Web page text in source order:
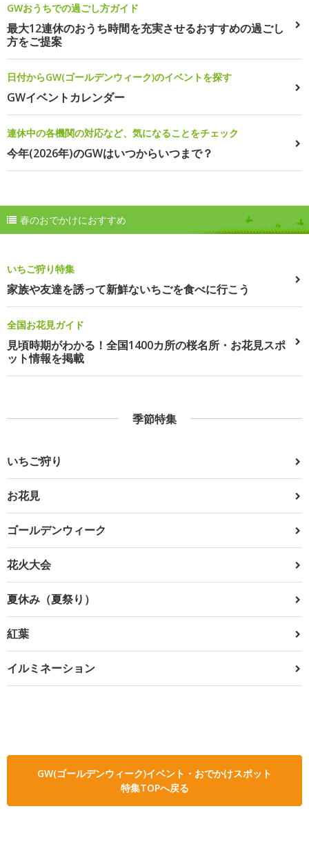
GWおうちでの過ごし方ガイド
最大12連休のおうち時間を充実させるおすすめの過ごし
方をご提案
日付からGW(ゴールデンウィーク)のイベントを探す
GWイベントカレンダー
連休中の各機関の対応など、気になることをチェック
今年(2026年)のGWはいつからいつまで？
春のおでかけにおすすめ
いちご狩り特集
家族や友達を誘って新鮮ないちごを食べに行こう
全国お花見ガイド
見頃時期がわかる！全国1400カ所の桜名所・お花見スポ
ット情報を掲載
季節特集
いちご狩り
お花見
ゴールデンウィーク
花火大会
夏休み（夏祭り）
紅葉
イルミネーション
GW(ゴールデンウィーク)イベント・おでかけスポット
特集TOPへ戻る